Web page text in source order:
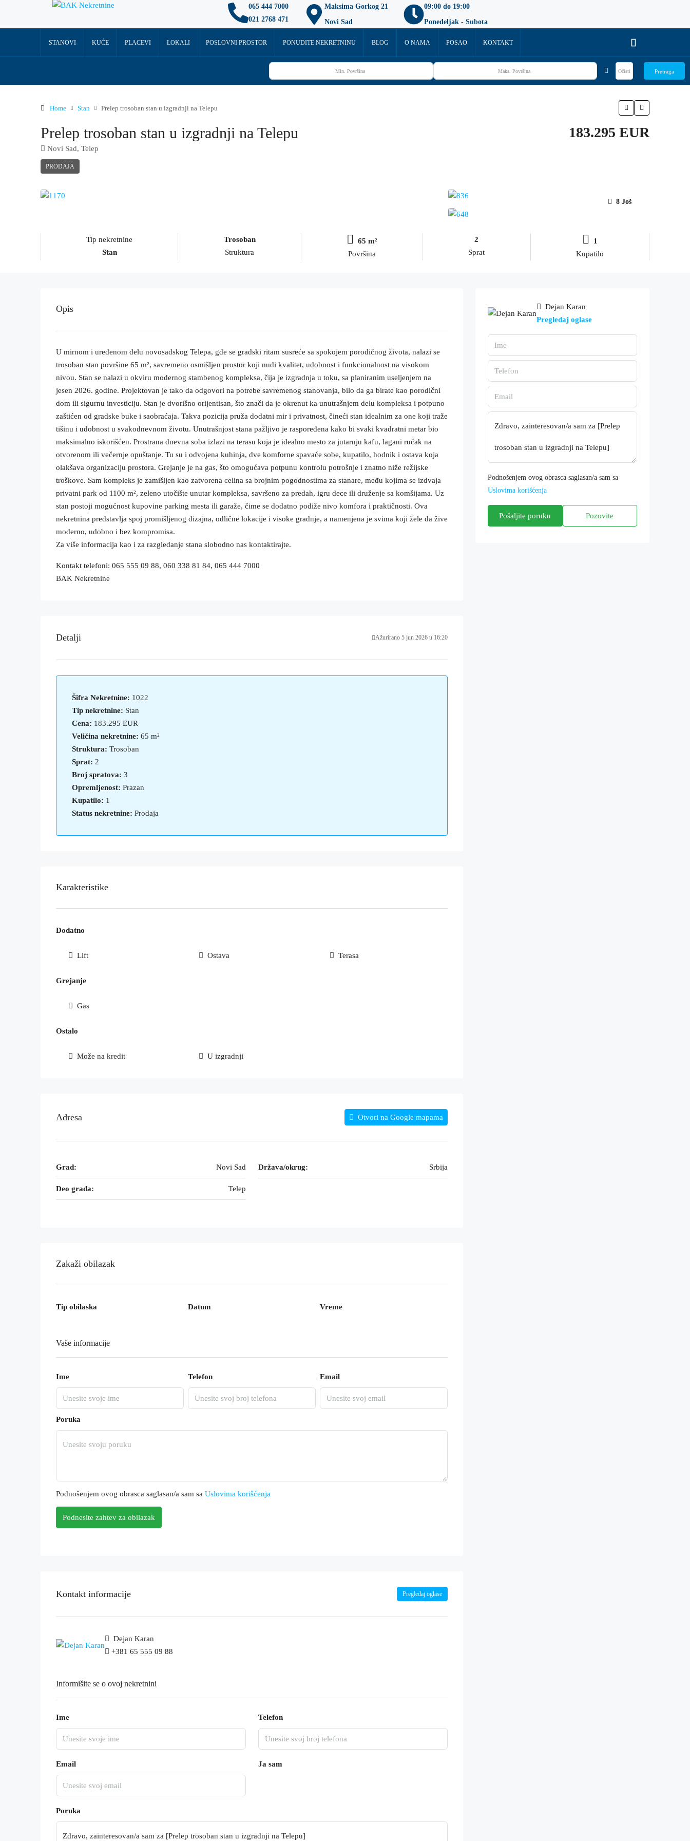
065 444 7000
021 2768 471
Maksima Gorkog 21
Novi Sad
09:00 do 19:00
Ponedeljak - Subota
STANOVI KUĆE PLACEVI LOKALI POSLOVNI PROSTOR PONUDITE NEKRETNINU BLOG O NAMA POSAO KONTAKT
Očisti Pretraga
Home Stan Prelep trosoban stan u izgradnji na Telepu
Prelep trosoban stan u izgradnji na Telepu
Novi Sad, Telep
PRODAJA
183.295 EUR
8 Još
Tip nekretnine
Stan
Trosoban
Struktura
65 m²
Površina
2
Sprat
1
Kupatilo
Opis
U mirnom i uređenom delu novosadskog Telepa, gde se gradski ritam susreće sa spokojem porodičnog života, nalazi se
trosoban stan površine 65 m², savremeno osmišljen prostor koji nudi kvalitet, udobnost i funkcionalnost na visokom
nivou. Stan se nalazi u okviru modernog stambenog kompleksa, čija je izgradnja u toku, sa planiranim useljenjem na
jesen 2026. godine. Projektovan je tako da odgovori na potrebe savremenog stanovanja, bilo da ga birate kao porodični
dom ili sigurnu investiciju. Stan je dvorišno orijentisan, što znači da je okrenut ka unutrašnjem delu kompleksa i potpuno
zaštićen od gradske buke i saobraćaja. Takva pozicija pruža dodatni mir i privatnost, čineći stan idealnim za one koji traže
tišinu i udobnost u svakodnevnom životu. Unutrašnjost stana pažljivo je raspoređena kako bi svaki kvadratni metar bio
maksimalno iskorišćen. Prostrana dnevna soba izlazi na terasu koja je idealno mesto za jutarnju kafu, lagani ručak na
otvorenom ili večernje opuštanje. Tu su i odvojena kuhinja, dve komforne spavaće sobe, kupatilo, hodnik i ostava koja
olakšava organizaciju prostora. Grejanje je na gas, što omogućava potpunu kontrolu potrošnje i znatno niže režijske
troškove. Sam kompleks je zamišljen kao zatvorena celina sa brojnim pogodnostima za stanare, među kojima se izdvaja
privatni park od 1100 m², zeleno utočište unutar kompleksa, savršeno za predah, igru dece ili druženje sa komšijama. Uz
stan postoji mogućnost kupovine parking mesta ili garaže, čime se dodatno podiže nivo komfora i praktičnosti. Ova
nekretnina predstavlja spoj promišljenog dizajna, odlične lokacije i visoke gradnje, a namenjena je svima koji žele da žive
moderno, udobno i bez kompromisa.
Za više informacija kao i za razgledanje stana slobodno nas kontaktirajte.
Kontakt telefoni: 065 555 09 88, 060 338 81 84, 065 444 7000
BAK Nekretnine
Detalji Ažurirano 5 jun 2026 u 16:20
Šifra Nekretnine: 1022
Tip nekretnine: Stan
Cena: 183.295 EUR
Veličina nekretnine: 65 m²
Struktura: Trosoban
Sprat: 2
Broj spratova: 3
Opremljenost: Prazan
Kupatilo: 1
Status nekretnine: Prodaja
Karakteristike
Dodatno
Lift Ostava Terasa
Grejanje
Gas
Ostalo
Može na kredit U izgradnji
Adresa Otvori na Google mapama
Grad: Novi Sad Država/okrug: Srbija
Deo grada: Telep
Zakaži obilazak
Tip obilaska Datum Vreme
Vaše informacije
Ime Telefon Email
Poruka
Podnošenjem ovog obrasca saglasan/a sam sa Uslovima korišćenja
Podnesite zahtev za obilazak
Kontakt informacije Pregledaj oglase
Dejan Karan
+381 65 555 09 88
Informišite se o ovoj nekretnini
Ime Telefon
Email Ja sam
Poruka
Dejan Karan
Pregledaj oglase
Podnošenjem ovog obrasca saglasan/a sam sa
Uslovima korišćenja
Pošaljite poruku Pozovite